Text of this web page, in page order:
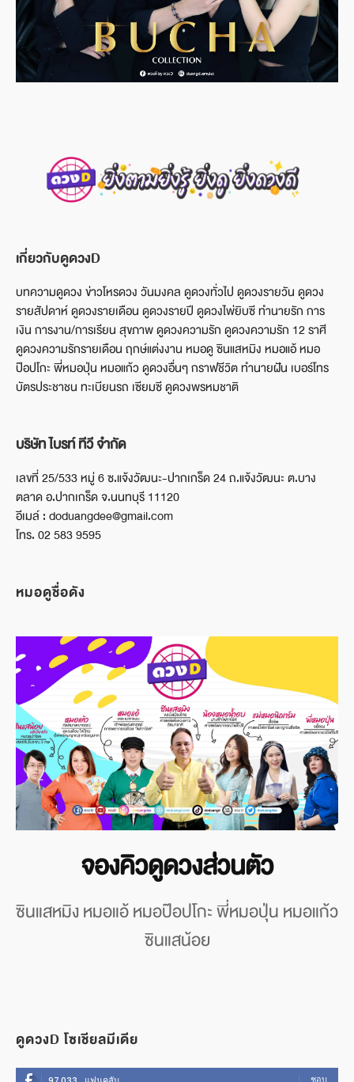
เกี่ยวกับดูดวงD
บทความดูดวง ข่าวโหรดวง วันมงคล ดูดวงทั่วไป ดูดวงรายวัน ดูดวง
รายสัปดาห์ ดูดวงรายเดือน ดูดวงรายปี ดูดวงไพ่ยิบซี ทำนายรัก การ
เงิน การงาน/การเรียน สุขภาพ ดูดวงความรัก ดูดวงความรัก 12 ราศี
ดูดวงความรักรายเดือน ฤกษ์แต่งงาน หมอดู ซินแสหมิง หมอแอ้ หมอ
ป๊อปโกะ พี่หมอปุ่น หมอแก้ว ดูดวงอื่นๆ กราฟชีวิต ทำนายฝัน เบอร์โทร
บัตรประชาชน ทะเบียนรถ เซียมซี ดูดวงพรหมชาติ
บริษัท ไบรท์ ทีวี จำกัด
เลขที่ 25/533 หมู่ 6 ซ.แจ้งวัฒนะ-ปากเกร็ด 24 ถ.แจ้งวัฒนะ ต.บาง
ตลาด อ.ปากเกร็ด จ.นนทบุรี 11120
อีเมล์ : doduangdee@gmail.com
โทร. 02 583 9595
หมอดูชื่อดัง
จองคิวดูดวงส่วนตัว
ซินแสหมิง หมอแอ้ หมอป๊อปโกะ พี่หมอปุ่น หมอแก้ว
ซินแสน้อย
ดูดวงD โซเชียลมีเดีย